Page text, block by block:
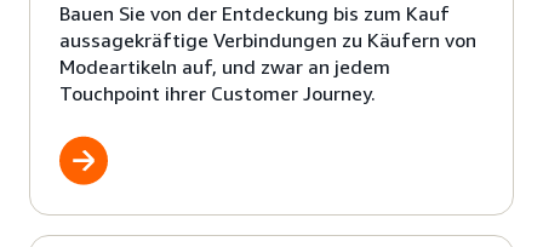
Bauen Sie von der Entdeckung bis zum Kauf
aussagekräftige Verbindungen zu Käufern von
Modeartikeln auf, und zwar an jedem
Touchpoint ihrer Customer Journey.